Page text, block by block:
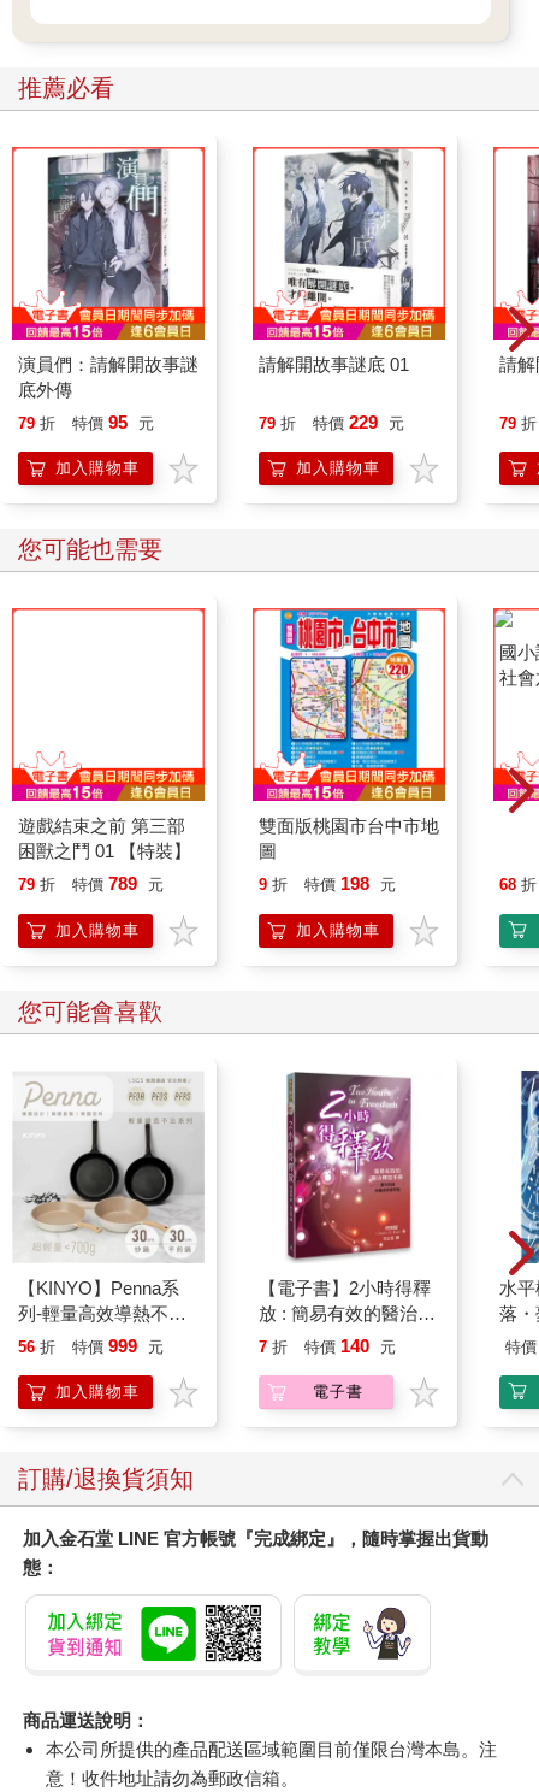
推薦必看
演員們：請解開故事謎
底外傳
79 折 特價 95 元
加入購物車
請解開故事謎底 01
79 折 特價 229 元
加入購物車
請解
79 折
您可能也需要
79 折 特價 789 元
加入購物車
雙面版桃園市台中市地
圖
9 折 特價 198 元
加入購物車
68 折
您可能會喜歡
【KINYO】Penna系
列-輕量高效導熱不沾
平煎鍋30cm
56 折 特價 999 元
加入購物車
【電子書】2小時得釋
放 : 簡易有效的醫治釋
放手冊
7 折 特價 140 元
電子書
水
落
特價
訂購/退換貨須知
加入金石堂 LINE 官方帳號『完成綁定』，隨時掌握出貨動
態：
商品運送說明：
本公司所提供的產品配送區域範圍目前僅限台灣本島。注
意！收件地址請勿為郵政信箱。